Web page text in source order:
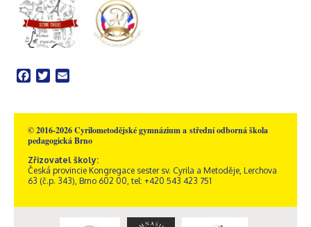
Facebook
Twitter
© 2016-2026 Cyrilometodějské gymnázium a střední odborná škola
pedagogická Brno
Zřizovatel školy:
Česká provincie Kongregace sester sv. Cyrila a Metoděje, Lerchova
63 (č.p. 343), Brno 602 00, tel: +420 543 423 751